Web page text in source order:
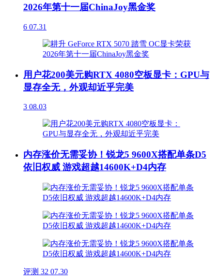
2026年第十一届ChinaJoy黑金奖
6 07.31
用户花200美元购RTX 4080空板显卡：GPU与
显存全无，外观却近乎完美
3 08.03
内存涨价无需妥协！锐龙5 9600X搭配单条D5
依旧权威 游戏超越14600K+D4内存
评测 32 07.30